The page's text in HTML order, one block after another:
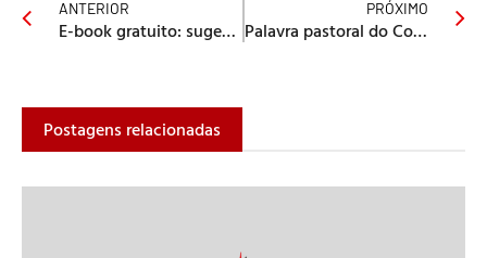
ANTERIOR
E-book gratuito: sugestões para aula on-line
PRÓXIMO
Palavra pastoral do Colégio Episcopal da Igreja Metodista
Postagens relacionadas